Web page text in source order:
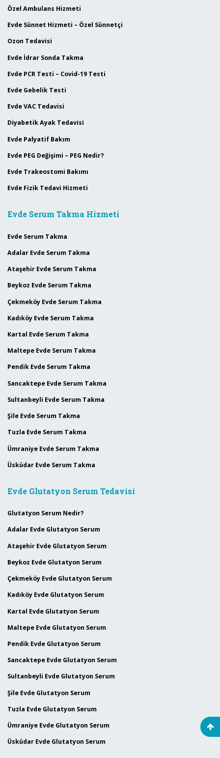
Özel Ambulans Hizmeti
Evde Sünnet Hizmeti – Özel Sünnetçi
Ozon Tedavisi
Evde İdrar Sonda Takma
Evde PCR Testi – Covid-19 Testi
Evde Gebelik Testi
Evde VAC Tedavisi
Diyabetik Ayak Tedavisi
Evde Palyatif Bakım
Evde PEG Değişimi – PEG Nedir?
Evde Trakeostomi Bakımı
Evde Fizik Tedavi Hizmeti
Evde Serum Takma Hizmeti
Evde Serum Takma
Adalar Evde Serum Takma
Ataşehir Evde Serum Takma
Beykoz Evde Serum Takma
Çekmeköy Evde Serum Takma
Kadıköy Evde Serum Takma
Kartal Evde Serum Takma
Maltepe Evde Serum Takma
Pendik Evde Serum Takma
Sancaktepe Evde Serum Takma
Sultanbeyli Evde Serum Takma
Şile Evde Serum Takma
Tuzla Evde Serum Takma
Ümraniye Evde Serum Takma
Üsküdar Evde Serum Takma
Evde Glutatyon Serum Tedavisi
Glutatyon Serum Nedir?
Adalar Evde Glutatyon Serum
Ataşehir Evde Glutatyon Serum
Beykoz Evde Glutatyon Serum
Çekmeköy Evde Glutatyon Serum
Kadıköy Evde Glutatyon Serum
Kartal Evde Glutatyon Serum
Maltepe Evde Glutatyon Serum
Pendik Evde Glutatyon Serum
Sancaktepe Evde Glutatyon Serum
Sultanbeyli Evde Glutatyon Serum
Şile Evde Glutatyon Serum
Tuzla Evde Glutatyon Serum
Ümraniye Evde Glutatyon Serum
Üsküdar Evde Glutatyon Serum